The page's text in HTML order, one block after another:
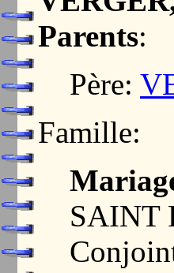
Parents:
Père:
Famille:
SAINT